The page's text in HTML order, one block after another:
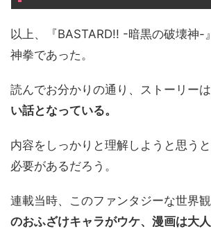
以上、『BASTARD!! -暗黒の破壊神-
神拳であった。
読んでお分かりの通り、ストーリーは
い話となっている。
内容をしっかりと理解しようと思う
必要があるだろう。
連載当時、このファンタジーな世界
のおふざけキャラがウケ、漫画は大